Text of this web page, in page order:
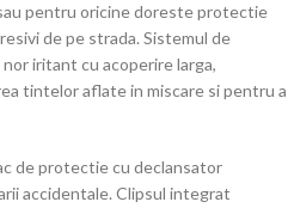
pentru oricine doreste protectie
de pe strada. Sistemul de
iritant cu acoperire larga,
tintelor aflate in miscare si pentru a
de protectie cu declansator
accidentale. Clipsul integrat